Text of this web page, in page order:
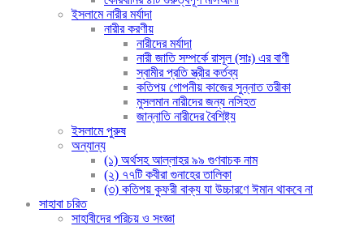
ইসলামে নারীর মর্যাদা
নারীর করণীয়
নারীদের মর্যাদা
নারী জাতি সম্পর্কে রাসূল (সাঃ) এর বাণী
স্বামীর প্রতি স্ত্রীর কর্তব্য
কতিপয় গোপনীয় কাজের সুন্নাত তরীকা
মুসলমান নারীদের জন্য নসিহত
জান্নাতি নারীদের বৈশিষ্ট্য
ইসলামে পুরুষ
অন্যান্য
(১) অর্থসহ আল্লাহর ৯৯ গুণবাচক নাম
(২) ৭৭টি কবীরা গুনাহের তালিকা
(৩) কতিপয় কুফরী বাক্য যা উচ্চারণে ঈমান থাকবে না
সাহাবা চরিত
সাহাবীদের পরিচয় ও সংজ্ঞা